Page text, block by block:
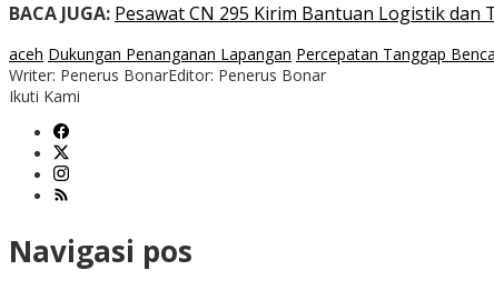
BACA JUGA: Pesawat CN 295 Kirim Bantuan Logistik dan
aceh Dukungan Penanganan Lapangan Percepatan Tanggap
Writer: Penerus BonarEditor: Penerus Bonar
Ikuti Kami
Navigasi pos